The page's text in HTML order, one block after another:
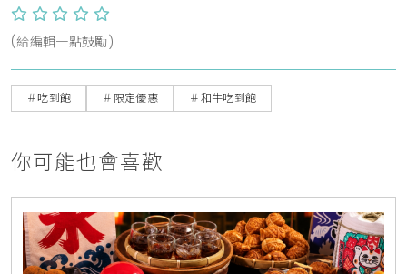
(給編輯一點鼓勵)
＃吃到飽 ＃限定優惠 ＃和牛吃到飽
你可能也會喜歡